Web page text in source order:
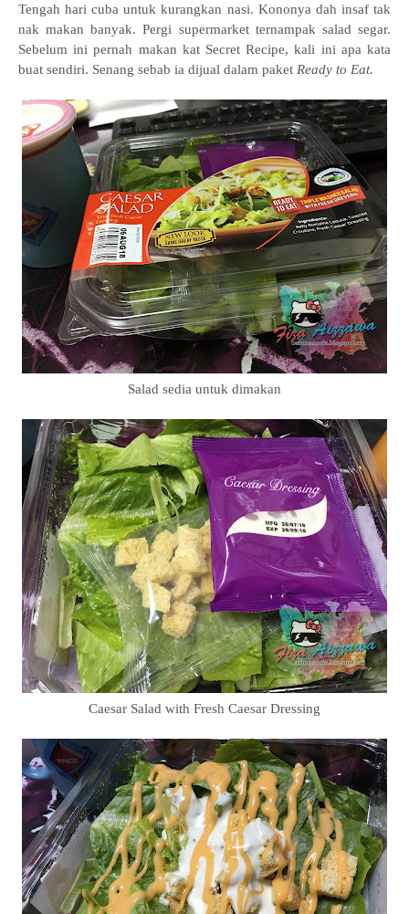
Tengah hari cuba untuk kurangkan nasi. Kononya dah insaf tak
nak makan banyak. Pergi supermarket ternampak salad segar.
Sebelum ini pernah makan kat Secret Recipe, kali ini apa kata
buat sendiri. Senang sebab ia dijual dalam paket Ready to Eat.
Salad sedia untuk dimakan
Caesar Salad with Fresh Caesar Dressing